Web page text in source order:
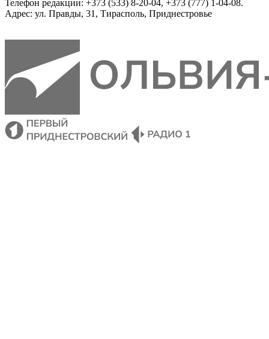
Телефон редакции: +373 (533) 8-20-04, +373 (777) 1-04-08.
Адрес: ул. Правды, 31, Тирасполь, Приднестровье